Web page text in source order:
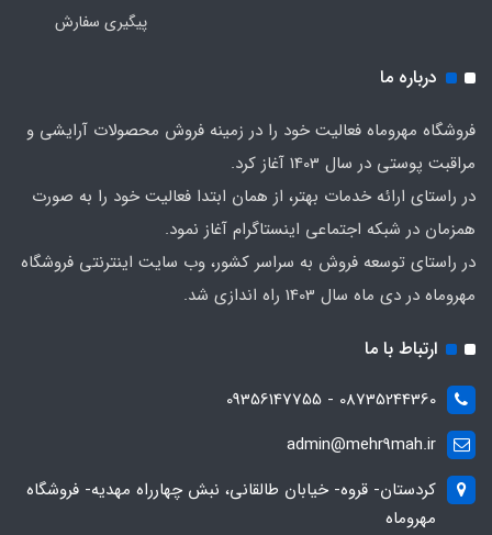
پیگیری سفارش
درباره ما
فروشگاه مهروماه فعالیت خود را در زمینه فروش محصولات آرایشی و
مراقبت پوستی در سال 1403 آغاز کرد.
در راستای ارائه خدمات بهتر، از همان ابتدا فعالیت خود را به صورت
همزمان در شبکه اجتماعی اینستاگرام آغاز نمود.
در راستای توسعه فروش به سراسر کشور، وب سایت اینترنتی فروشگاه
مهروماه در دی ماه سال 1403 راه اندازی شد.
ارتباط با ما
08735244360 - 09356147755
admin@mehr9mah.ir
کردستان- قروه- خیابان طالقانی، نبش چهارراه مهدیه- فروشگاه
مهروماه